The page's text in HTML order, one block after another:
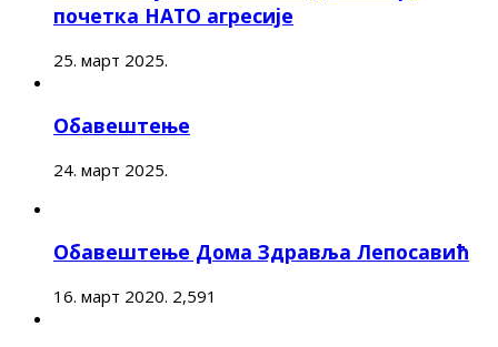
почетка НАТО агресије
25. март 2025.
Обавештење
24. март 2025.
Обавештење Дома Здравља Лепосавић
16. март 2020. 2,591